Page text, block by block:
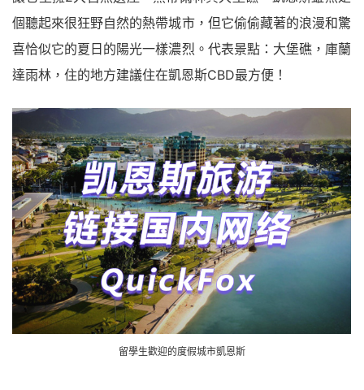
個聽起來很狂野自然的熱帶城市，但它偷偷藏著的浪漫和驚
喜恰似它的夏日的陽光一樣濃烈。代表景點：大堡礁，庫蘭
達雨林，住的地方建議住在凱恩斯CBD最方便！
留學生歡迎的度假城市凱恩斯